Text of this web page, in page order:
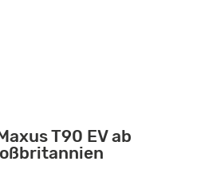
T90 EV ab